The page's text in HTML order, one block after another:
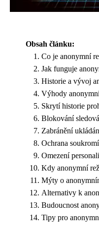
Obsah článku:
Co je anonymní
Jak funguje
Historie a vývoj
Výhody
Skrytí historie
Blokování
Zabránění
Ochrana
Omezení
Kdy anonymní
Mýty o
Alternativy k
Budoucnost
Tipy pro